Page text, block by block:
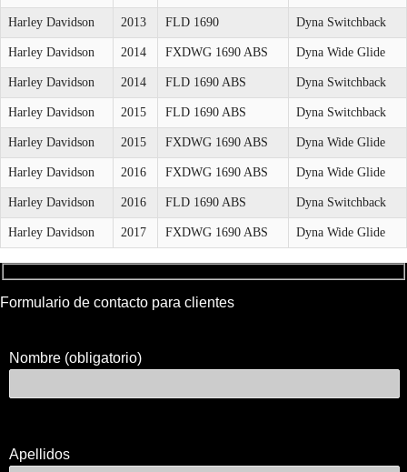
Harley Davidson 2013 FLD 1690 Dyna Switchback
Harley Davidson 2014 FXDWG 1690 ABS Dyna Wide Glide
Harley Davidson 2014 FLD 1690 ABS Dyna Switchback
Harley Davidson 2015 FLD 1690 ABS Dyna Switchback
Harley Davidson 2015 FXDWG 1690 ABS Dyna Wide Glide
Harley Davidson 2016 FXDWG 1690 ABS Dyna Wide Glide
Harley Davidson 2016 FLD 1690 ABS Dyna Switchback
Harley Davidson 2017 FXDWG 1690 ABS Dyna Wide Glide
Formulario de contacto para clientes
Nombre (obligatorio)
Apellidos